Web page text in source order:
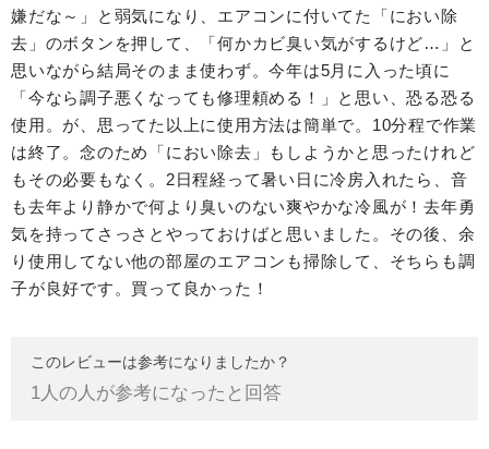
嫌だな～」と弱気になり、エアコンに付いてた「におい除
去」のボタンを押して、「何かカビ臭い気がするけど…」と
思いながら結局そのまま使わず。今年は5月に入った頃に
「今なら調子悪くなっても修理頼める！」と思い、恐る恐る
使用。が、思ってた以上に使用方法は簡単で。10分程で作業
は終了。念のため「におい除去」もしようかと思ったけれど
もその必要もなく。2日程経って暑い日に冷房入れたら、音
も去年より静かで何より臭いのない爽やかな冷風が！去年勇
気を持ってさっさとやっておけばと思いました。その後、余
り使用してない他の部屋のエアコンも掃除して、そちらも調
子が良好です。買って良かった！
このレビューは参考になりましたか？
1人の人が参考になったと回答